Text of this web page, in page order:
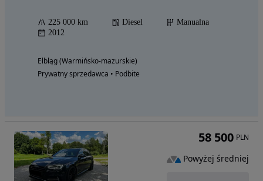
225 000 km Diesel
Manualna
2012
Elbląg (Warmińsko-mazurskie)
Prywatny sprzedawca • Podbite
58 500 PLN
Powyżej średniej